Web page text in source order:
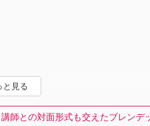
師との対面形式も交えたブレンデ